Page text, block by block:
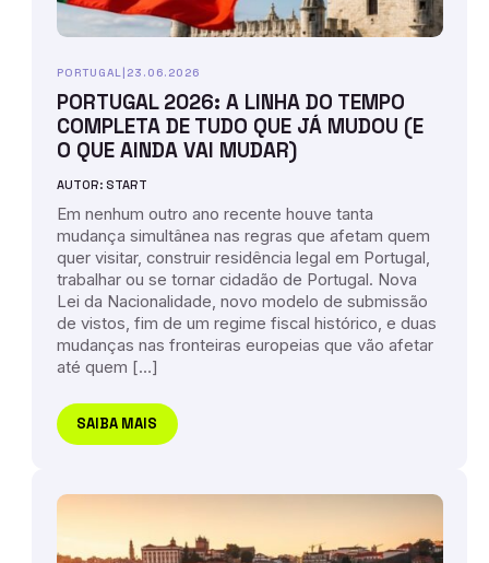
PORTUGAL 23.06.2026
PORTUGAL 2026: A LINHA DO TEMPO
COMPLETA DE TUDO QUE JÁ MUDOU (E
O QUE AINDA VAI MUDAR)
AUTOR: START
Em nenhum outro ano recente houve tanta
mudança simultânea nas regras que afetam quem
quer visitar, construir residência legal em Portugal,
trabalhar ou se tornar cidadão de Portugal. Nova
Lei da Nacionalidade, novo modelo de submissão
de vistos, fim de um regime fiscal histórico, e duas
mudanças nas fronteiras europeias que vão afetar
até quem […]
SAIBA MAIS